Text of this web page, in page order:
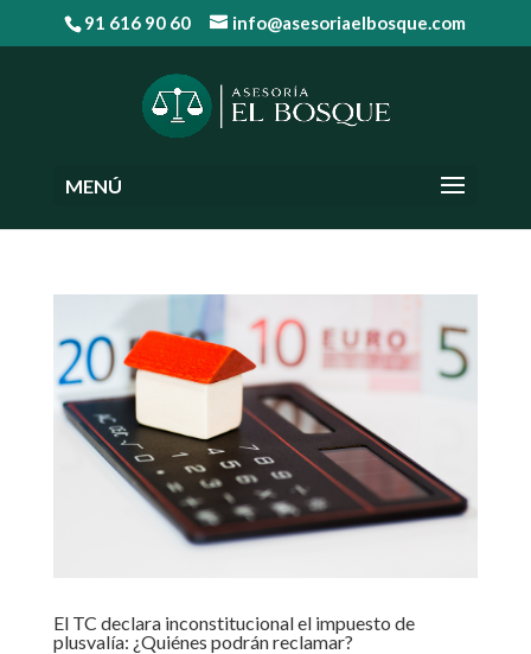
91 616 90 60 info@asesoriaelbosque.com
El TC declara inconstitucional el impuesto de
plusvalía: ¿Quiénes podrán reclamar?